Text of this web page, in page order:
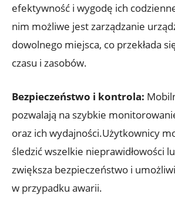
efektywność i wygodę ich
nim możliwe jest zarządzanie
dowolnego miejsca, co przekłada
czasu i zasobów.
Bezpieczeństwo i kontrola:
pozwalają na szybkie
oraz ich wydajności.Użytkownicy
śledzić wszelkie nieprawidłowości
zwiększa bezpieczeństwo i
w przypadku awarii.